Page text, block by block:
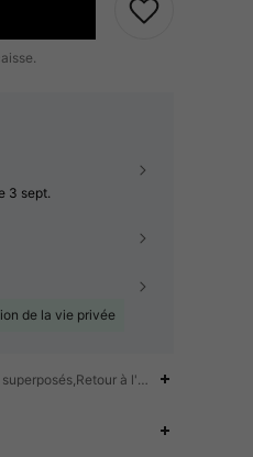
3 sept.
de la vie privée
à l'école,Halloween